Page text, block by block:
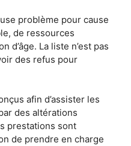
problème pour cause
de ressources
d’âge. La liste n’est pas
des refus pour
afin d’assister les
des altérations
prestations sont
de prendre en charge